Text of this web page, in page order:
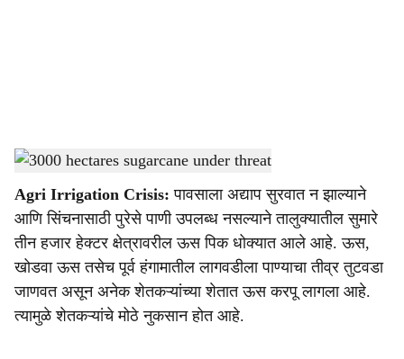
a
r
e
Irrigation water crisis for sugarcane farmers-Agrowon
Agri Irrigation Crisis: पावसाला अद्याप सुरवात न झाल्याने
आणि सिंचनासाठी पुरेसे पाणी उपलब्ध नसल्याने तालुक्यातील सुमारे
तीन हजार हेक्टर क्षेत्रावरील ऊस पिक धोक्यात आले आहे. ऊस,
खोडवा ऊस तसेच पूर्व हंगामातील लागवडीला पाण्याचा तीव्र तुटवडा
जाणवत असून अनेक शेतकऱ्यांच्या शेतात ऊस करपू लागला आहे.
त्यामुळे शेतकऱ्यांचे मोठे नुकसान होत आहे.